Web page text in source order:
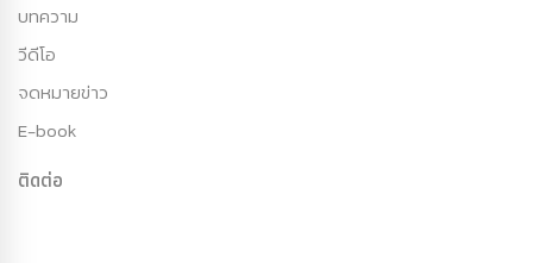
บทความ
วีดีโอ
จดหมายข่าว
E-book
ติดต่อ